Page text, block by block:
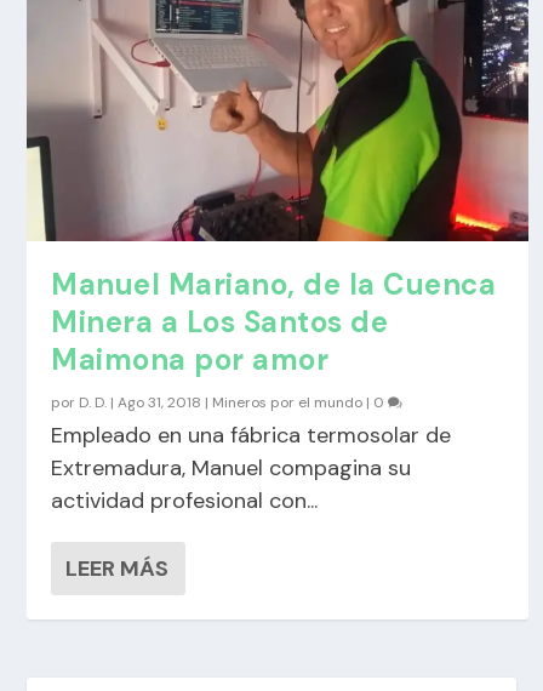
Manuel Mariano, de la Cuenca
Minera a Los Santos de
Maimona por amor
por D. D. |Ago 31, 2018 | Mineros por el mundo | 0
Empleado en una fábrica termosolar de
Extremadura, Manuel compagina su
actividad profesional con...
LEER MÁS